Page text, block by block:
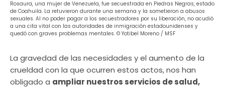
Rosaura, una mujer de Venezuela, fue secuestrada en Piedras Negras, estado
de Coahuila. La retuvieron durante una semana y la sometieron a abusos
sexuales. Al no poder pagar a los secuestradores por su liberación, no acudió
a una cita vital con las autoridades de inmigración estadounidenses y
quedó con graves problemas mentales. © Yotibel Moreno / MSF
La gravedad de las necesidades y el aumento de la
crueldad con la que ocurren estos actos, nos han
obligado a ampliar nuestros servicios de salud,